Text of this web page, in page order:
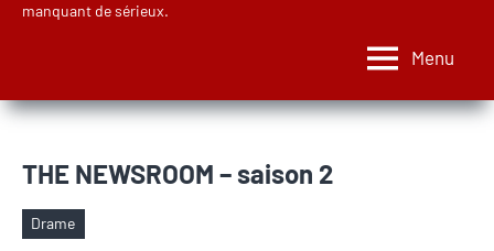
manquant de sérieux.
Menu
THE NEWSROOM – saison 2
Étiquettes
Drame